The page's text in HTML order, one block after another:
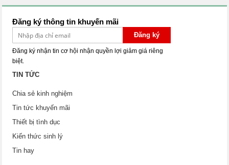
Đăng ký thông tin khuyến mãi
Đăng ký
Đăng ký nhận tin cơ hội nhận quyền lợi giảm giá riêng
biệt.
TIN TỨC
Chia sẻ kinh nghiệm
Tin tức khuyến mãi
Thiết bị tình dục
Kiến thức sinh lý
Tin hay